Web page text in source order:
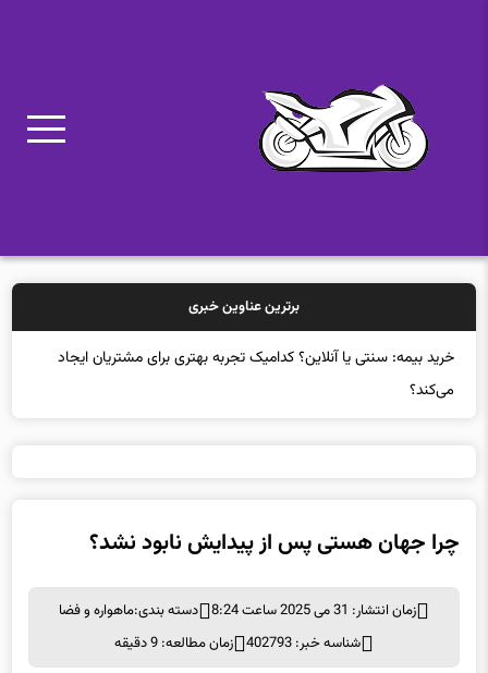
برترین عناوین خبری
خرید بیمه: سنتی یا آنلاین؟ کدامیک تجربه بهتری برای مشتریان ایجاد
می‌کند؟
چرا جهان هستی پس از پیدایش نابود نشد؟
زمان انتشار: 31 می 2025 ساعت 8:24 دسته بندی:ماهواره و فضا
شناسه خبر: 402793
زمان مطالعه: 9 دقیقه